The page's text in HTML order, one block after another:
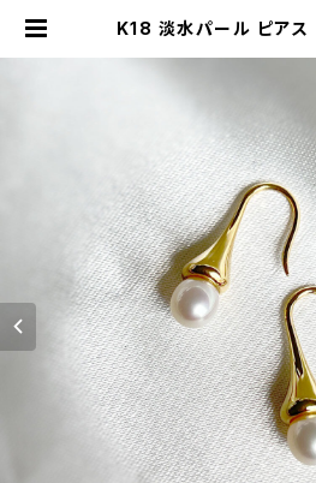
K18 淡水パール ピア